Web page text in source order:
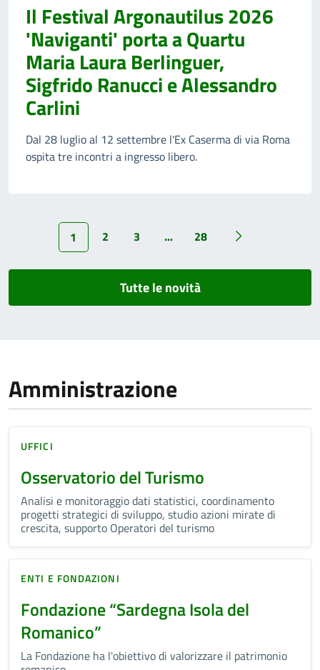
Il Festival Argonautilus 2026
'Naviganti' porta a Quartu
Maria Laura Berlinguer,
Sigfrido Ranucci e Alessandro
Carlini
Dal 28 luglio al 12 settembre l'Ex Caserma di via Roma
ospita tre incontri a ingresso libero.
1 2 3 ... 28
Tutte le novità
Amministrazione
UFFICI
Osservatorio del Turismo
Analisi e monitoraggio dati statistici, coordinamento
progetti strategici di sviluppo, studio azioni mirate di
crescita, supporto Operatori del turismo
ENTI E FONDAZIONI
Fondazione “Sardegna Isola del
Romanico”
La Fondazione ha l'obiettivo di valorizzare il patrimonio